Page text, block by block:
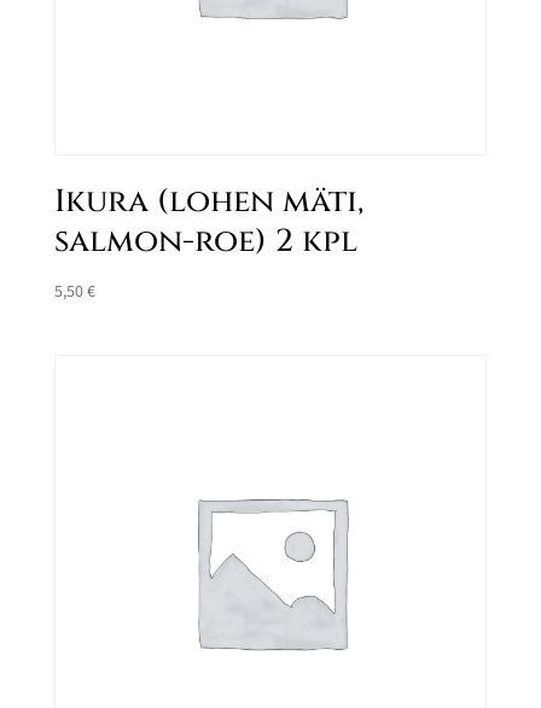
Ikura (lohen mäti,
salmon-roe) 2 kpl
5,50€